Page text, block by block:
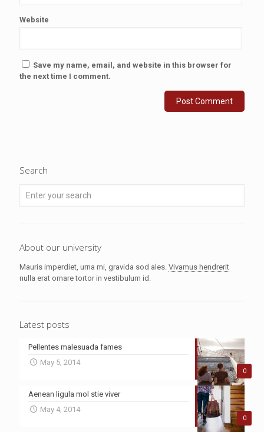
Website
Save my name, email, and website in this browser for
the next time I comment.
Search
About our university
Mauris imperdiet, urna mi, gravida sod ales. Vivamus hendrerit
nulla erat ornare tortor in vestibulum id.
Latest posts
0
Pellentes malesuada fames
May 5, 2014
0
Aenean ligula mol stie viver
May 4, 2014